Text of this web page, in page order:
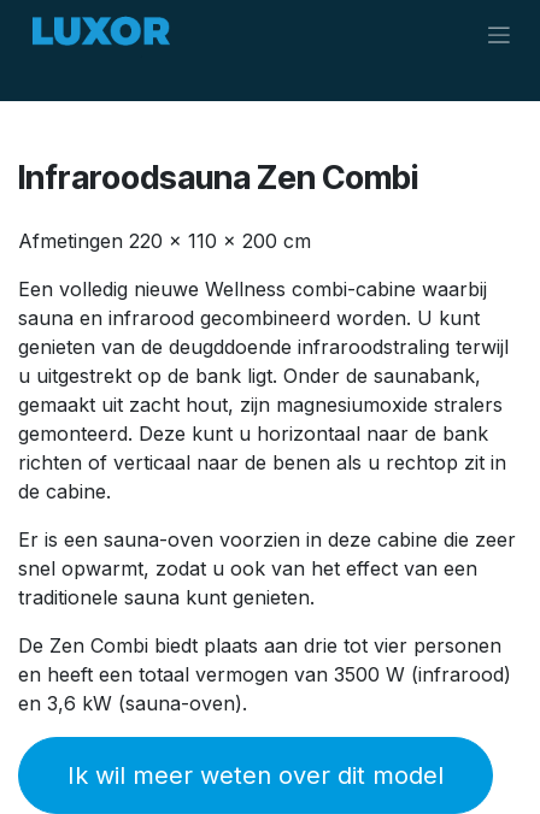
Overslaan naar inhoud
Infraroodsauna Zen Combi
Afmetingen 220 x 110 x 200 cm
Een volledig nieuwe Wellness combi-cabine waarbij
sauna en infrarood gecombineerd worden. U kunt
genieten van de deugddoende infraroodstraling terwijl
u uitgestrekt op de bank ligt. Onder de saunabank,
gemaakt uit zacht hout, zijn magnesiumoxide stralers
gemonteerd. Deze kunt u horizontaal naar de bank
richten of verticaal naar de benen als u rechtop zit in
de cabine.
Er is een sauna-oven voorzien in deze cabine die zeer
snel opwarmt, zodat u ook van het effect van een
traditionele sauna kunt genieten.
De Zen Combi biedt plaats aan drie tot vier personen
en heeft een totaal vermogen van 3500 W (infrarood)
en 3,6 kW (sauna-oven).
Ik wil meer weten over dit model